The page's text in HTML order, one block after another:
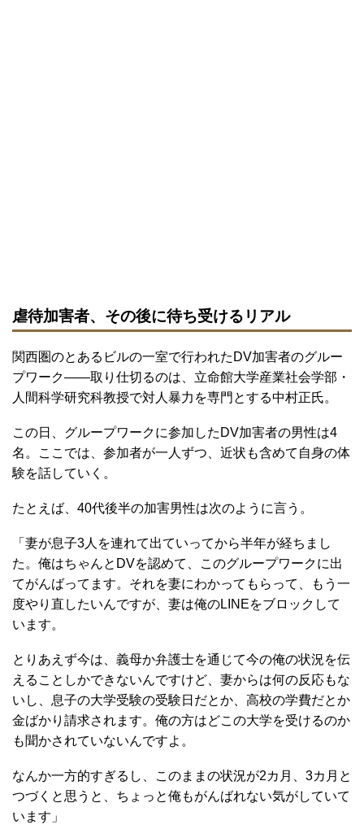
虐待加害者、その後に待ち受けるリアル
関西圏のとあるビルの一室で行われたDV加害者のグルー
プワーク――取り仕切るのは、立命館大学産業社会学部・
人間科学研究科教授で対人暴力を専門とする中村正氏。
この日、グループワークに参加したDV加害者の男性は4
名。ここでは、参加者が一人ずつ、近状も含めて自身の体
験を話していく。
たとえば、40代後半の加害男性は次のように言う。
「妻が息子3人を連れて出ていってから半年が経ちまし
た。俺はちゃんとDVを認めて、このグループワークに出
てがんばってます。それを妻にわかってもらって、もう一
度やり直したいんですが、妻は俺のLINEをブロックして
います。
とりあえず今は、義母か弁護士を通じて今の俺の状況を伝
えることしかできないんですけど、妻からは何の反応もな
いし、息子の大学受験の受験日だとか、高校の学費だとか
金ばかり請求されます。俺の方はどこの大学を受けるのか
も聞かされていないんですよ。
なんか一方的すぎるし、このままの状況が2カ月、3カ月と
つづくと思うと、ちょっと俺もがんばれない気がしていて
います」